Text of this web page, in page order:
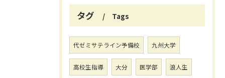
タグ Tags
代ゼミサテライン予備校 九州大学
高校生指導 大分 医学部 浪人生